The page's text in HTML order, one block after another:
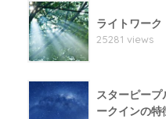
ライトワーク
25281 views
スターピー
ークインの特